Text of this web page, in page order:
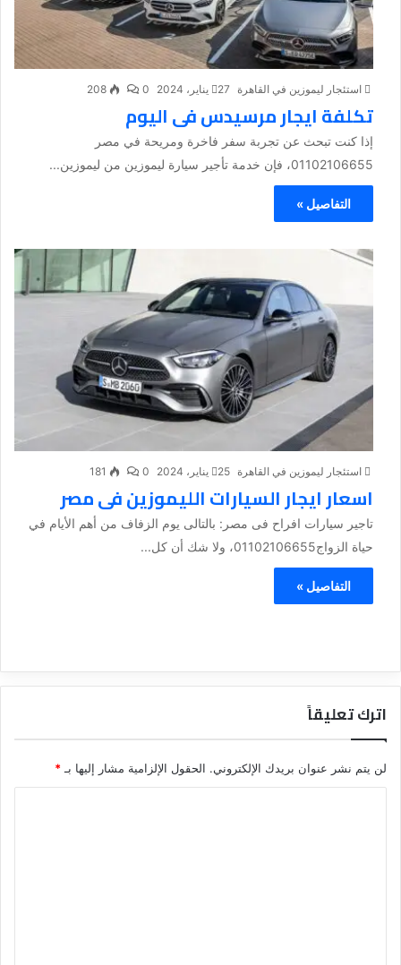
استئجار ليموزين في القاهرة 27 يناير، 2024 0
208
تكلفة ايجار مرسيدس فى اليوم
إذا كنت تبحث عن تجربة سفر فاخرة ومريحة في مصر
01102106655، فإن خدمة تأجير سيارة ليموزين من ليموزين...
التفاصيل »
استئجار ليموزين في القاهرة 25 يناير، 2024 0
181
اسعار ايجار السيارات الليموزين فى مصر
تاجير سيارات افراح فى مصر: بالتالى يوم الزفاف من أهم الأيام في
حياة الزواج01102106655، ولا شك أن كل...
التفاصيل »
اترك تعليقاً
لن يتم نشر عنوان بريدك الإلكتروني. الحقول الإلزامية مشار إليها بـ*